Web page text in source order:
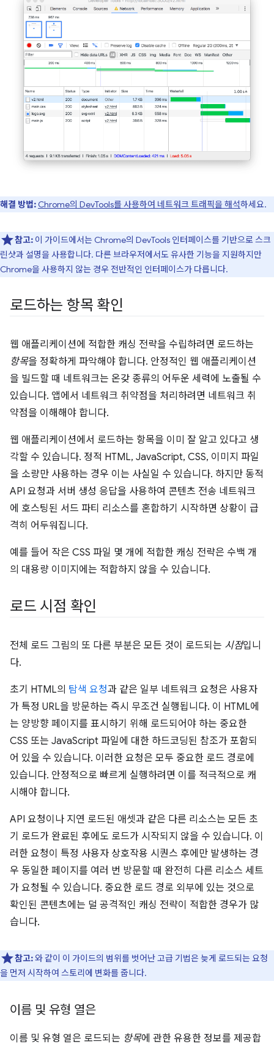
해결 방법: Chrome의 DevTools를 사용하여 네트워크 트래픽을 해석하세요.
참고: 이 가이드에서는 Chrome의 DevTools 인터페이스를 기반으로 스크
린샷과 설명을 사용합니다. 다른 브라우저에서도 유사한 기능을 지원하지만
Chrome을 사용하지 않는 경우 전반적인 인터페이스가 다릅니다.
로드하는 항목 확인
웹 애플리케이션에 적합한 캐싱 전략을 수립하려면 로드하는
항목을 정확하게 파악해야 합니다. 안정적인 웹 애플리케이션
을 빌드할 때 네트워크는 온갖 종류의 어두운 세력에 노출될 수
있습니다. 앱에서 네트워크 취약점을 처리하려면 네트워크 취
약점을 이해해야 합니다.
웹 애플리케이션에서 로드하는 항목을 이미 잘 알고 있다고 생
각할 수 있습니다. 정적 HTML, JavaScript, CSS, 이미지 파일
을 소량만 사용하는 경우 이는 사실일 수 있습니다. 하지만 동적
API 요청과 서버 생성 응답을 사용하여 콘텐츠 전송 네트워크
에 호스팅된 서드 파티 리소스를 혼합하기 시작하면 상황이 급
격히 어두워집니다.
예를 들어 작은 CSS 파일 몇 개에 적합한 캐싱 전략은 수백 개
의 대용량 이미지에는 적합하지 않을 수 있습니다.
로드 시점 확인
전체 로드 그림의 또 다른 부분은 모든 것이 로드되는 시점입니
다.
초기 HTML의 탐색 요청과 같은 일부 네트워크 요청은 사용자
가 특정 URL을 방문하는 즉시 무조건 실행됩니다. 이 HTML에
는 양방향 페이지를 표시하기 위해 로드되어야 하는 중요한
CSS 또는 JavaScript 파일에 대한 하드코딩된 참조가 포함되
어 있을 수 있습니다. 이러한 요청은 모두 중요한 로드 경로에
있습니다. 안정적으로 빠르게 실행하려면 이를 적극적으로 캐
시해야 합니다.
API 요청이나 지연 로드된 애셋과 같은 다른 리소스는 모든 초
기 로드가 완료된 후에도 로드가 시작되지 않을 수 있습니다. 이
러한 요청이 특정 사용자 상호작용 시퀀스 후에만 발생하는 경
우 동일한 페이지를 여러 번 방문할 때 완전히 다른 리소스 세트
가 요청될 수 있습니다. 중요한 로드 경로 외부에 있는 것으로
확인된 콘텐츠에는 덜 공격적인 캐싱 전략이 적합한 경우가 많
습니다.
참고:와 같이 이 가이드의 범위를 벗어난 고급 기법은 늦게 로드되는 요청
을 먼저 시작하여 스토리에 변화를 줍니다.
이름 및 유형 열은
이름 및 유형 열은 로드되는 항목에 관한 유용한 정보를 제공합